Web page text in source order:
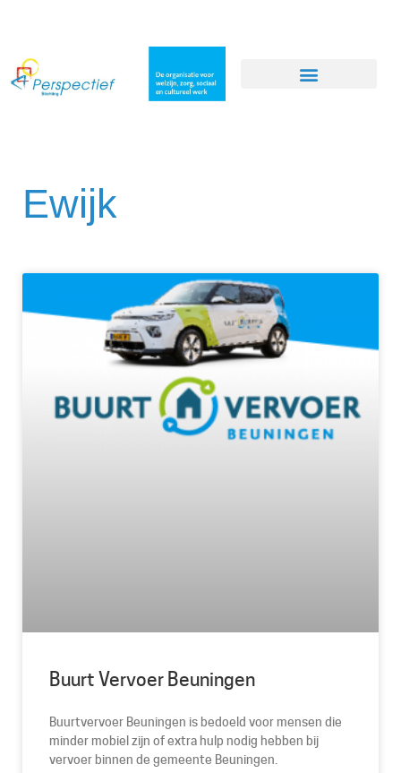
Ewijk
Buurt Vervoer Beuningen
Buurtvervoer Beuningen is bedoeld voor mensen die
minder mobiel zijn of extra hulp nodig hebben bij
vervoer binnen de gemeente Beuningen.